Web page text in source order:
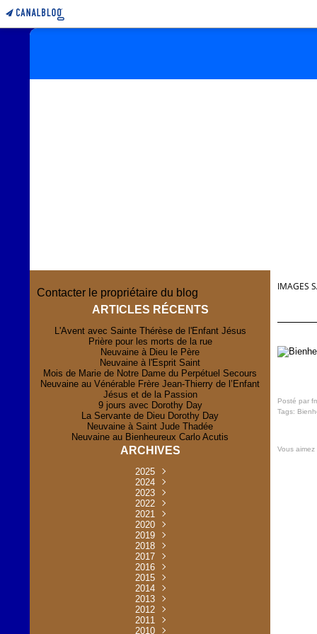
Contacter le propriétaire du blog
ARTICLES RÉCENTS
L'Avent avec Sainte Thérèse de l'Enfant Jésus
Prière pour les morts de la rue
Neuvaine à Dieu le Père
Neuvaine à l'Esprit Saint
Mois de Marie de Notre Dame du Perpétuel Secours
Neuvaine au Vénérable Frère Jean-Thierry de l’Enfant
Jésus et de la Passion
9 jours avec Dorothy Day
La Servante de Dieu Dorothy Day
Neuvaine à Saint Jude Thadée
Neuvaine au Bienheureux Carlo Acutis
ARCHIVES
2025
Novembre
Juillet(1)
Mai
(1)
Avril
(1)
Janvier(1)
2024
Novembre
Octobre
Août
(1)
Mai
(8)
Avril
(2)
Mars
(1)
Février(1)
Janvier(2)
2023
Décembre
Novembre
Octobre
Juin
(29)
Mai (31)
Avril
(2)
2022
Décembre
Novembre
Octobre
Août
(33)
Juillet
(32)
Juin
(1)
Mai (35)
Avril
(31)
Mars
(32)
Février(2)
Janvier(30)
2021
Décembre
Novembre
Octobre(30)
Septembre
Août
(30)
Juillet(2)
Mai (30)
Avril
(3)
2020
Décembre
Novembre
Octobre(17)
Septembre
Mai (30)
Avril
(13)
Mars
(1)
2019
Octobre
Mai (30)
Avril
(5)
Mars
(31)
Février(3)
2018
Décembre
Novembre
Octobre
Août
(2)
Juin
(5)
Mai (30)
Avril
(31)
Mars
(3)
2017
Décembre
Novembre
Octobre
Août
(30)
Juillet
(33)
Juin
(4)
Mai (32)
2016
Décembre
Novembre
Octobre
Septembre
Août
(2)
Juin
(4)
2015
Décembre
Novembre
Octobre
Septembre
Août
(4)
2014
Septembre
Août
(3)
Juillet(6)
Juin
(31)
2013
Décembre
Novembre
Octobre
2012
Décembre
Novembre
2011
Décembre
2010
IMAGES
Posté par
Tags:
Vous aimez